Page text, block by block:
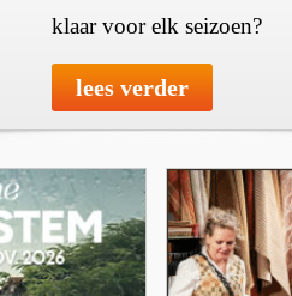
klaar voor elk seizoen?
lees verder